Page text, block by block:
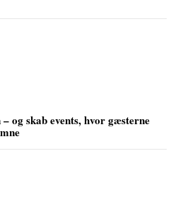
og skab events, hvor gæsterne